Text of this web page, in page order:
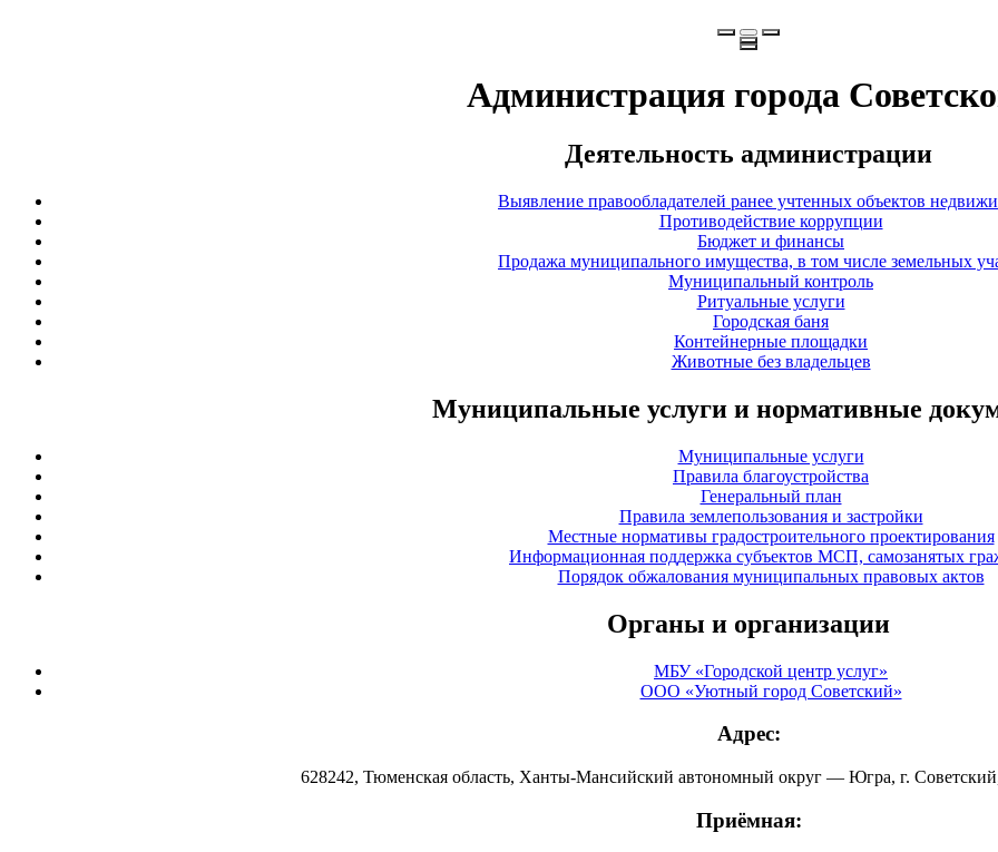
Администрация города
Деятельность администрации
Выявление правообладателей ранее учтенных объектов
Противодействие коррупции
Бюджет и финансы
Продажа муниципального имущества, в том числе земельных
Муниципальный контроль
Ритуальные услуги
Городская баня
Контейнерные площадки
Животные без владельцев
Муниципальные услуги и нормативные
Муниципальные услуги
Правила благоустройства
Генеральный план
Правила землепользования и застройки
Местные нормативы градостроительного проектирования
Информационная поддержка субъектов МСП, самозанятых
Порядок обжалования муниципальных правовых актов
Органы и организации
МБУ «Городской центр услуг»
ООО «Уютный город Советский»
Адрес:
628242, Тюменская область, Ханты-Мансийский автономный округ — Югра, г.
Приёмная: